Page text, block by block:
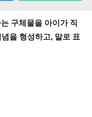
구체물을 아이가 직
을 형성하고, 말로 표